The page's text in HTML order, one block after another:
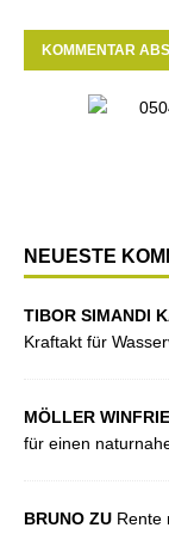
NEUESTE
TIBOR SIMANDI
Kraftakt für
MÖLLER
für einen
BRUNO ZU Rente